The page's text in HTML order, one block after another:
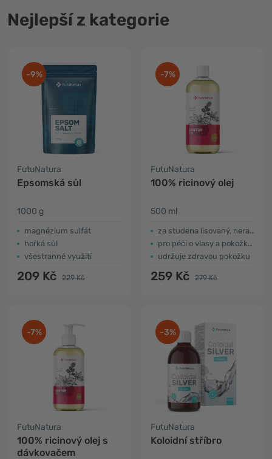
Nejlepší z kategorie
-9%
FutuNatura
Epsomská sůl
1000 g
magnézium sulfát
hořká sůl
všestranné využití
209 Kč 229 Kč
-7%
FutuNatura
100% ricinový olej
500 ml
za studena lisovaný, nerafinovaný
pro péči o vlasy a pokožku hlavy
udržuje zdravou pokožku
259 Kč 279 Kč
-7%
FutuNatura
100% ricinový olej s
dávkovačem
-3%
FutuNatura
Koloidní stříbro